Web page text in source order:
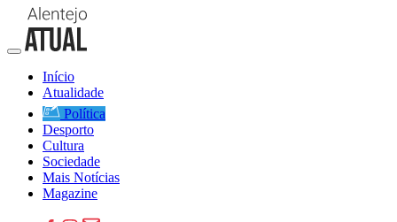
Início
Atualidade
Política
Desporto
Cultura
Sociedade
Mais Notícias
Magazine